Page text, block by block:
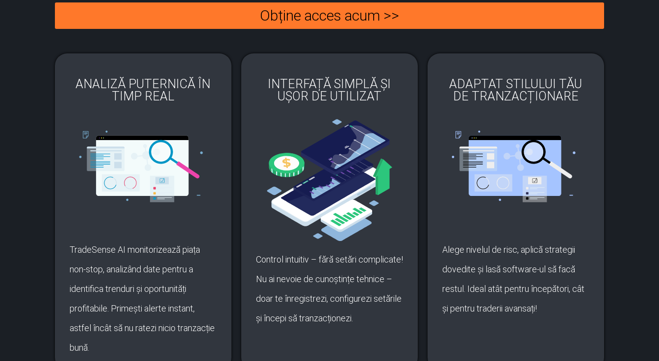
Obține acces acum >>
ANALIZĂ PUTERNICĂ ÎN
TIMP REAL
TradeSense AI monitorizează piața
non-stop, analizând date pentru a
identifica trenduri și oportunități
profitabile. Primești alerte instant,
astfel încât să nu ratezi nicio tranzacție
bună.
INTERFAȚĂ SIMPLĂ ȘI
UȘOR DE UTILIZAT
Control intuitiv – fără setări complicate!
Nu ai nevoie de cunoștințe tehnice –
doar te înregistrezi, configurezi setările
și începi să tranzacționezi.
ADAPTAT STILULUI TĂU
DE TRANZACȚIONARE
Alege nivelul de risc, aplică strategii
dovedite și lasă software-ul să facă
restul. Ideal atât pentru începători, cât
și pentru traderii avansați!